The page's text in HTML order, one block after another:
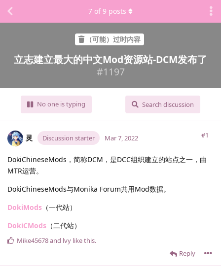
（可能）过时内容
立志建立最大的中文Mod资源站-DCM发布了
#1197
No one is typing Search discussion
7 of 9 posts
灵 Discussion starter #1
Mar 7, 2022
DokiChineseMods，简称DCM，是DCC组织建立的站点之一，由
MTR运营。
DokiChineseMods与Monika Forum共用Mod数据。
DokiMods （一代站）
DokiCMods （二代站）
Reply
Mike45678and lvy like this.